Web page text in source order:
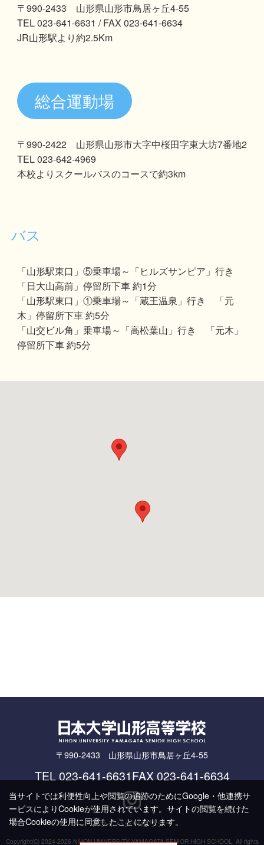
〒990-2433 山形県山形市鳥居ヶ丘4-55
TEL 023-641-6631 / FAX 023-641-6634
JR山形駅より約2.5Km
総合運動場
〒990-2422 山形県山形市大字中桜田字東大坊7番地2
TEL 023-642-4969
本校よりスクールバスのコースで約3km
バス
「山形駅東口」⑤乗車場～「ヒルズサンピア」行き
「日大山高前」停留所下車 約1分
「山形駅東口」①乗車場～「蔵王温泉」行き 「元
木」停留所下車 約5分
「山交ビル角」乗車場～「高松葉山」行き 「元木」
停留所下車 約5分
〒990-2433 山形県山形市鳥居ヶ丘4-55
TEL023-641-6631FAX 023-641-6634
プライバシーポリシー
Copyright(C) 2024-2026 NIHON UNIVERSITY YAMAGATA SENIOR HIGH SCHOOL. All rights
当サイトでは利便性向上や閲覧の追跡のためにGoogle・他連携サ
ービスによりCookieが使用されています。サイトの閲覧を続けた
場合Cookieの使用に同意したことになります。